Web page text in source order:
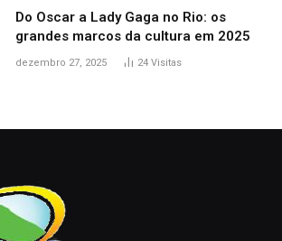
Do Oscar a Lady Gaga no Rio: os
grandes marcos da cultura em 2025
dezembro 27, 2025 24 Visitas